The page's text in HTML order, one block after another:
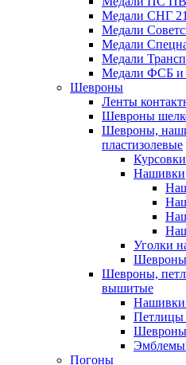
Медали СНГ
Медали
Медали
Медали
Медали ФСБ и
Шевроны
Ленты
Шевроны
Шевроны,
пластизолевые
Нашивки
Уголки
Шевроны
Шевроны,
вышитые
Погоны